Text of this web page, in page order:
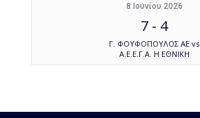
8 Ιουνίου 2026
7 - 4
Γ. ΦΟΥΦΟΠΟΥΛΟΣ ΑΕ vs
Α.Ε.Ε.Γ.Α. Η ΕΘΝΙΚΗ